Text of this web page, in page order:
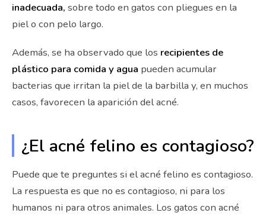
inadecuada, sobre todo en gatos con pliegues en la
piel o con pelo largo.
Además, se ha observado que los recipientes de
plástico para comida y agua pueden acumular
bacterias que irritan la piel de la barbilla y, en muchos
casos, favorecen la aparición del acné.
¿El acné felino es contagioso?
Puede que te preguntes si el acné felino es contagioso.
La respuesta es que no es contagioso, ni para los
humanos ni para otros animales. Los gatos con acné